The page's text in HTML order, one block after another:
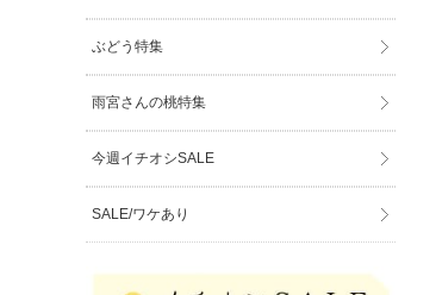
ぶどう特集
雨宮さんの桃特集
今週イチオシSALE
SALE/ワケあり